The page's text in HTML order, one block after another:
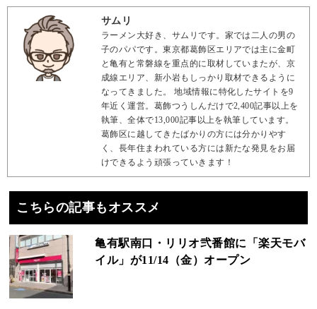
サムリ
ラーメン大好き、サムリです。家では二人の男の
子のパパです。東京都葛飾区エリアでは主に金町
と亀有と常磐線を重点的に取材していまたが、京
成線エリア、新小岩もしっかり取材できるように
なってきました。 地域情報に特化したサイトを9
年近く運営。葛飾つうしんだけで2,400記事以上を
執筆、全体で13,000記事以上を執筆しています。
葛飾区に越してきたばかりの方には分かりやす
く、長年住まわれている方には新たな発見をお届
けできるよう頑張っていきます！
こちらの記事もオススメ
亀有駅南口・リリオ弐番館に「楽天モバ
イル」が11/14（金）オープン